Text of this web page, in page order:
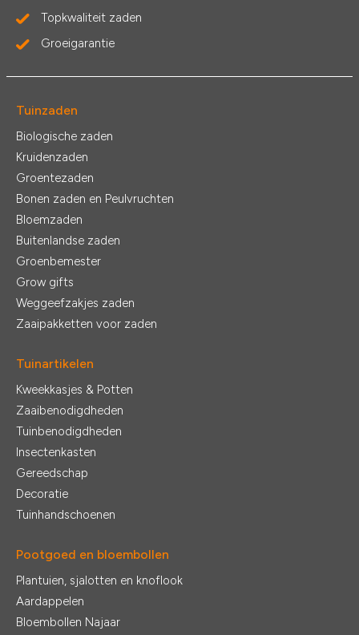
Topkwaliteit zaden
Groeigarantie
Tuinzaden
Biologische zaden
Kruidenzaden
Groentezaden
Bonen zaden en Peulvruchten
Bloemzaden
Buitenlandse zaden
Groenbemester
Grow gifts
Weggeefzakjes zaden
Zaaipakketten voor zaden
Tuinartikelen
Kweekkasjes & Potten
Zaaibenodigdheden
Tuinbenodigdheden
Insectenkasten
Gereedschap
Decoratie
Tuinhandschoenen
Pootgoed en bloembollen
Plantuien, sjalotten en knoflook
Aardappelen
Bloembollen Najaar